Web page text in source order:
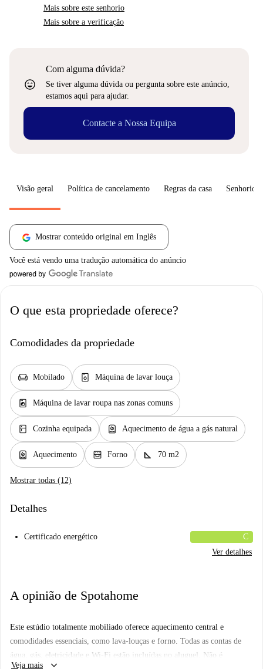
Mais sobre este senhorio
Mais sobre a verificação
sentiment_very_satisfied
Com alguma dúvida?
Se tiver alguma dúvida ou pergunta sobre este anúncio,
estamos aqui para ajudar.
Contacte a Nossa Equipa
Visão geral Política de cancelamento Regras da casa Senhorio
Mostrar conteúdo original em Inglês
Você está vendo uma tradução automática do anúncio
O que esta propriedade oferece?
Comodidades da propriedade
chair Mobilado dishwasher_gen Máquina de lavar louça
local_laundry_service Máquina de lavar roupa nas zonas comuns
kitchen Cozinha equipada water_heater Aquecimento de água a gás natural
water_heater Aquecimento oven_gen Forno square_foot 70 m2
Mostrar todas (12)
Detalhes
Certificado energético
C
Ver detalhes
A opinião de Spotahome
Este estúdio totalmente mobiliado oferece aquecimento central e
comodidades essenciais, como lava-louças e forno. Todas as contas de
água, gás, eletricidade e Wi-Fi estão incluídas no aluguel. Não é
Veja mais keyboard_arrow_down